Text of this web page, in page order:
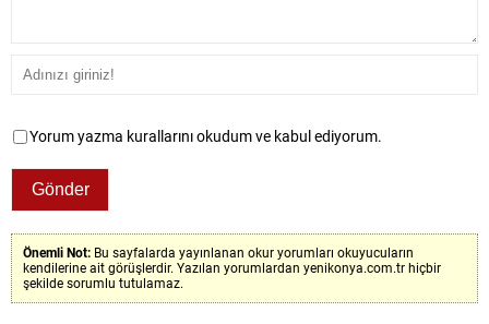
Yorum yazma kurallarını okudum ve kabul ediyorum.
Önemli Not: Bu sayfalarda yayınlanan okur yorumları okuyucuların
kendilerine ait görüşlerdir. Yazılan yorumlardan yenikonya.com.tr hiçbir
şekilde sorumlu tutulamaz.